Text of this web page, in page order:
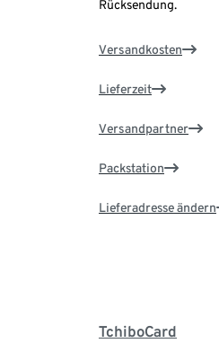
Rücksendung.
Versandkosten
Lieferzeit
Versandpartner
Packstation
Lieferadresse ändern
TchiboCard